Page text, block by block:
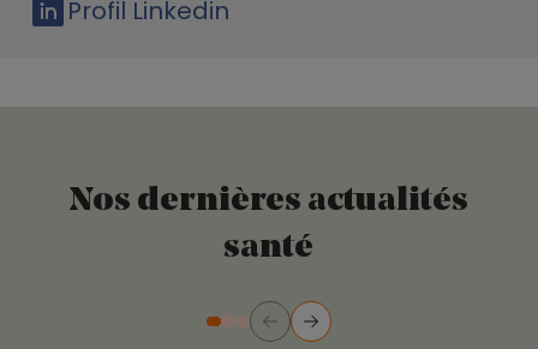
Profil Linkedin
Nos dernières actualités
santé
Diapositive numéro 1
Diapositive numéro 2
Diapositive numéro 3
Précédent
Suivant